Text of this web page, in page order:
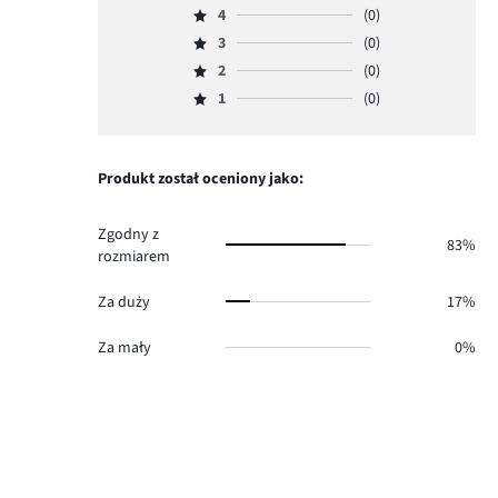
5,
ilość
głosów
Ocena
4,
ilość
głosów
4
(0)
Ocena
3,
ilość
3
(0)
Ocena
2,
0.
2
(0)
Ocena
głosów
1 (0)
Produkt został oceniony jako:
Zgodny z
rozmiarem
83%
Za duży 17%
Za mały 0%